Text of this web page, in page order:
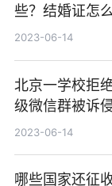
些？结婚证怎
询网站是什么？
2023-06-14
北京一学校拒
级微信群被诉
2023-06-14
哪些国家还征